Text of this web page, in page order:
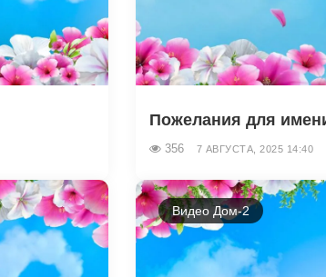
Пожелания для
356 7 АВГУСТА, 2025 14:40
Видео Дом-2